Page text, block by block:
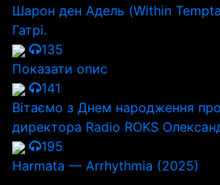
Шарон ден Адель (Within
Гатрі.
135
Показати опис
141
Вітаємо з Днем народження
директора Radio ROKS
195
Harmata — Arrhythmia (2025)